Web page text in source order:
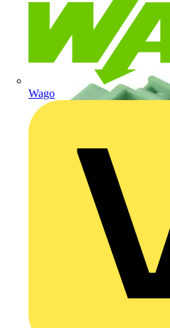
Wago